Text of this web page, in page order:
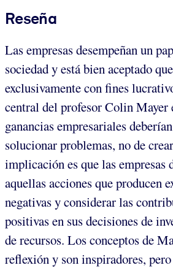
Reseña
Las empresas desempeñan un
sociedad y está bien aceptado
exclusivamente con fines
central del profesor Colin Mayer
ganancias empresariales
solucionar problemas, no de
implicación es que las empresas
aquellas acciones que producen
negativas y considerar las
positivas en sus decisiones de
de recursos. Los conceptos de
reflexión y son inspiradores,